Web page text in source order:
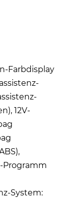
Farbdisplay
12V-
Programm
System: